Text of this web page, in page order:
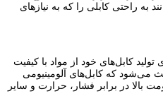
به راحتی کابلی را که به نیازهای
تولید کابل‌های خود از مواد با کیفیت
می‌شود که کابل‌های آلومینیومی
بالا در برابر فشار، حرارت و سایر